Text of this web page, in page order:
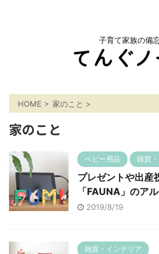
子育て家族の備
HOME > 家のこと >
家のこと
ベビー用品 雑貨
プレゼントや出産
「FAUNA」のア
2019/8/19
雑貨・インテリア